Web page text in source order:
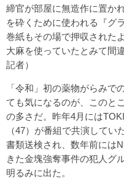
締官が部屋に無造作に置か
を砕くために使われる『グ
巻紙もその場で押収された
大麻を使っていたとみて間
記者）
「令和」初の薬物がらみで
ても気になるのが、このと
の多さだ。昨年4月には
（47）が番組で共演して
書類送検され、数年前には
きた金塊強奪事件の犯人グ
明るみに出た。